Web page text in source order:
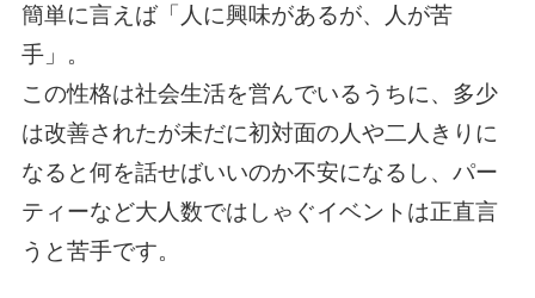
簡単に言えば「人に興味があるが、人が苦
手」。
この性格は社会生活を営んでいるうちに、多少
は改善されたが未だに初対面の人や二人きりに
なると何を話せばいいのか不安になるし、パー
ティーなど大人数ではしゃぐイベントは正直言
うと苦手です。